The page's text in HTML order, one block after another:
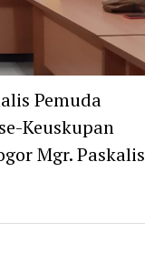
Pemuda
Keuskupan
Mgr. Paskalis